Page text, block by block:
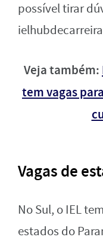
possível tirar
Veja também:
tem vagas
Vagas de
No Sul, o IEL
estados do